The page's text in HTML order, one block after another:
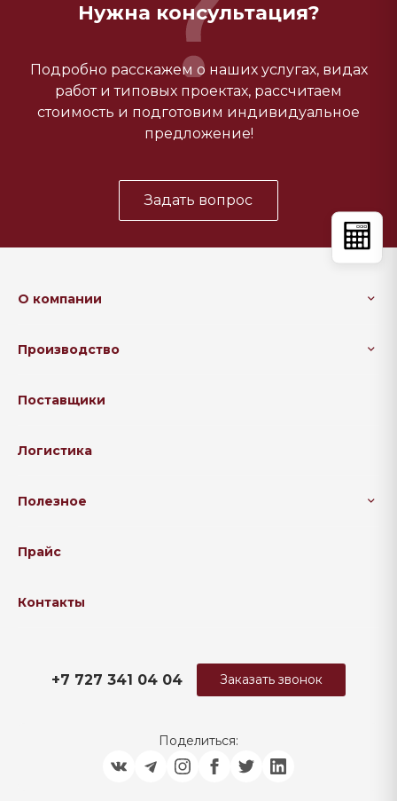
Нужна консультация?
Подробно расскажем о наших услугах, видах
работ и типовых проектах, рассчитаем
стоимость и подготовим индивидуальное
предложение!
Задать вопрос
О компании
Производство
Поставщики
Логистика
Полезное
Прайс
Контакты
+7 727 341 04 04 Заказать звонок
Поделиться: